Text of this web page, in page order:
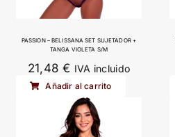
PASSION – BELISSANA SET SUJETADOR +
TANGA VIOLETA S/M
21,48€ IVA incluido
Añadir al carrito